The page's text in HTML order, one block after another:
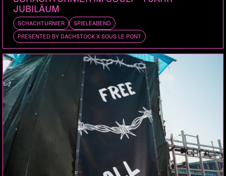
KONZERT EMPOWERING RAP
SIBCITY TOUR
ETO
NIK*
DOORS:
VORVERKAUF:
ABENDKASSE:
JUBILÄUM
SCHACHTURNIER SPIELEABEND
PRESENTED BY DACHSTOCK X SOUS LE PONT